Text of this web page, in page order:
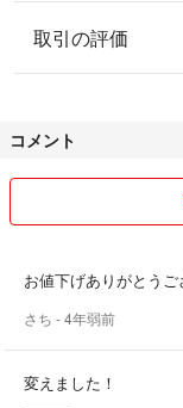
取引の評価
コメント
お値下げありがとうご
さち - 4年弱前
変えました！